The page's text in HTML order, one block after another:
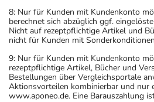
8: Nur für Kunden mit Kundenkonto
berechnet sich abzüglich ggf.
Nicht auf rezeptpflichtige Artikel und
nicht für Kunden mit
9: Nur für Kunden mit Kundenkonto
rezeptpflichtige Artikel, Bücher und
Bestellungen über Vergleichsportale
Aktionsvorteilen kombinierbar und nur
www.aponeo.de. Eine Barauszahlung